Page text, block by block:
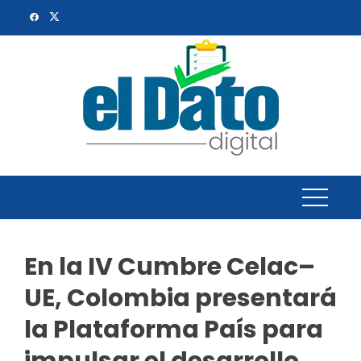
En la IV Cumbre Celac–
UE, Colombia presentará
la Plataforma País para